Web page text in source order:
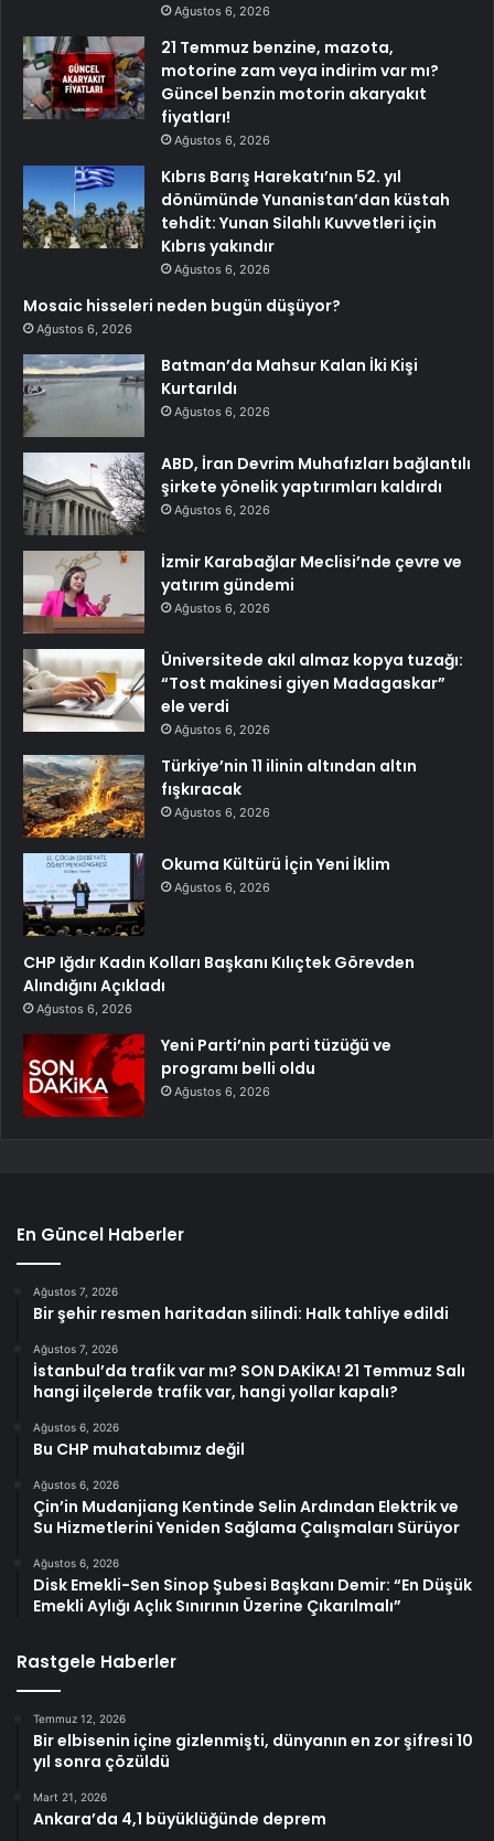
Ağustos 6, 2026
21 Temmuz benzine, mazota,
motorine zam veya indirim var mı?
Güncel benzin motorin akaryakıt
fiyatları!
Ağustos 6, 2026
Kıbrıs Barış Harekatı’nın 52. yıl
dönümünde Yunanistan’dan küstah
tehdit: Yunan Silahlı Kuvvetleri için
Kıbrıs yakındır
Ağustos 6, 2026
Mosaic hisseleri neden bugün düşüyor?
Ağustos 6, 2026
Batman’da Mahsur Kalan İki Kişi
Kurtarıldı
Ağustos 6, 2026
ABD, İran Devrim Muhafızları bağlantılı
şirkete yönelik yaptırımları kaldırdı
Ağustos 6, 2026
İzmir Karabağlar Meclisi’nde çevre ve
yatırım gündemi
Ağustos 6, 2026
Üniversitede akıl almaz kopya tuzağı:
“Tost makinesi giyen Madagaskar”
ele verdi
Ağustos 6, 2026
Türkiye’nin 11 ilinin altından altın
fışkıracak
Ağustos 6, 2026
Okuma Kültürü İçin Yeni İklim
Ağustos 6, 2026
CHP Iğdır Kadın Kolları Başkanı Kılıçtek Görevden
Alındığını Açıkladı
Ağustos 6, 2026
Yeni Parti’nin parti tüzüğü ve
programı belli oldu
Ağustos 6, 2026
En Güncel Haberler
Ağustos 7, 2026
Bir şehir resmen haritadan silindi: Halk tahliye edildi
Ağustos 7, 2026
İstanbul’da trafik var mı? SON DAKİKA! 21 Temmuz Salı
hangi ilçelerde trafik var, hangi yollar kapalı?
Ağustos 6, 2026
Bu CHP muhatabımız değil
Ağustos 6, 2026
Çin’in Mudanjiang Kentinde Selin Ardından Elektrik ve
Su Hizmetlerini Yeniden Sağlama Çalışmaları Sürüyor
Ağustos 6, 2026
Disk Emekli-Sen Sinop Şubesi Başkanı Demir: “En Düşük
Emekli Aylığı Açlık Sınırının Üzerine Çıkarılmalı”
Rastgele Haberler
Temmuz 12, 2026
Bir elbisenin içine gizlenmişti, dünyanın en zor şifresi 10
yıl sonra çözüldü
Mart 21, 2026
Ankara’da 4,1 büyüklüğünde deprem